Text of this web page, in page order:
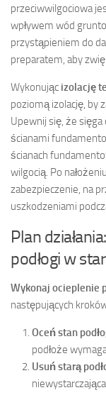
przeciwwilgociowa
wpływem wód
przystąpieniem do
preparatem, aby
Wykonując izolację
poziomą izolację, by
Upewnij się, że sięga
ścianami
ścianach
wilgocią. Po
zabezpieczenie, na
uszkodzeniami
Plan
podłogi w
Wykonaj ocieplenie
następujących
Oceń stan
podłoże
Usuń starą
niewystarczająca.